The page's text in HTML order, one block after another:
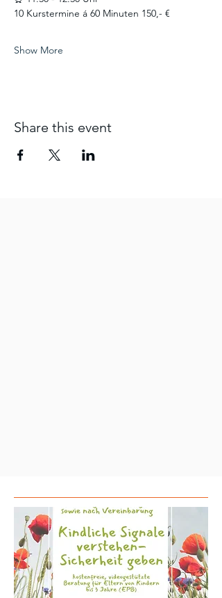
10 Kurstermine á 60 Minuten 150,- €
Show More
Share this event